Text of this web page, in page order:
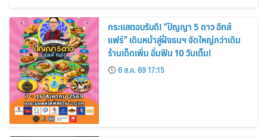
กระแสตอบรับดี! “ปัญญา 5 ดาว อีทส์
แฟร์” เดินหน้าสู่ฝั่งธนฯ จัดใหญ่กว่าเดิม
ร้านเด็ดเพิ่ม อิ่มฟิน 10 วันเต็ม!
6 ส.ค. 69 17:15